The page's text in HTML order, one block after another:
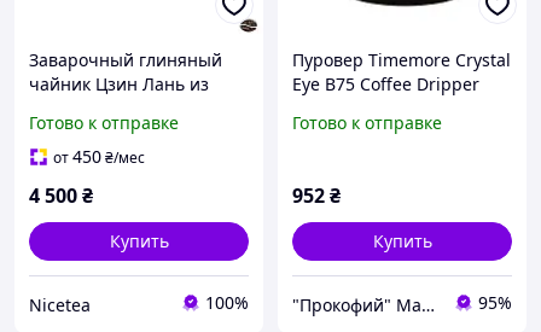
Заварочный глиняный
чайник Цзин Лань из
истинных ценителей чая
Готово к отправке
от450₴/мес
4 500₴
Купить
Nicetea 100%
Пуровер Timemore Crystal
Eye B75 Coffee Dripper
Готово к отправке
952₴
Купить
"Прокофий" Магазин кофейных аксессуаров 95%